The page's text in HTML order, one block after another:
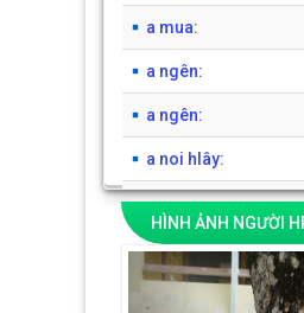
a mua:
a ngên:
a ngên:
a noi hlây:
a paq:
a pô:
HÌNH ẢNH NGƯỜI
Previous